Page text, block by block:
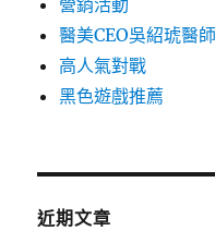
營銷活動
醫美CEO吳紹琥醫師
高人氣對戰
黑色遊戲推薦
近期文章